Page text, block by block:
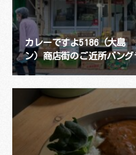
カレーですよ5186（大島
ン）商店街のご近所バン